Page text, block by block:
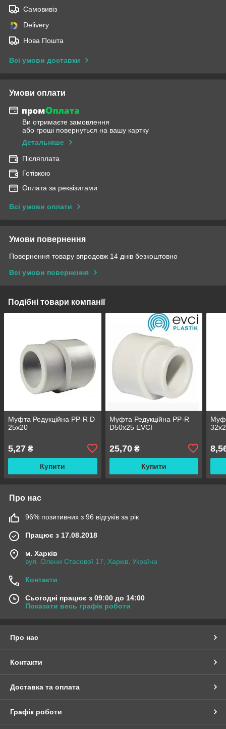
Самовивіз
Delivery
Нова Пошта
Всі умови доставки
Умови оплати
Ви отримаєте замовлення
або гроші повернуться на вашу картку
Детальніше
Післяплата
Готівкою
Оплата за реквізитами
Всі умови оплати
Умови повернення
Повернення товару впродовж 14 днів безкоштовно
Всі умови повернення
Подібні товари компанії
Муфта Редукційна PP-R D
25х20
5,27 ₴
Купити
Муфта Редукційна PP-R
D50х25 EVCI
25,70₴
Купити
Про нас
96% позитивних з 96 відгуків за рік
Працює з 17.08.2018
м. Харків
вул. Олени Стасової 17, Харків, Україна
Контакти
Сьогодні працює з 09:00 до 14:00
Показати весь графік роботи
Про нас
Контакти
Доставка та оплата
Графік роботи